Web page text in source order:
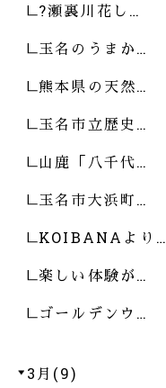
?瀬裏川花し…
玉名のうまか…
熊本県の天然…
玉名市立歴史…
山鹿「八千代…
玉名市大浜町…
KOIBANAより…
楽しい体験が…
ゴールデンウ…
3月(9)